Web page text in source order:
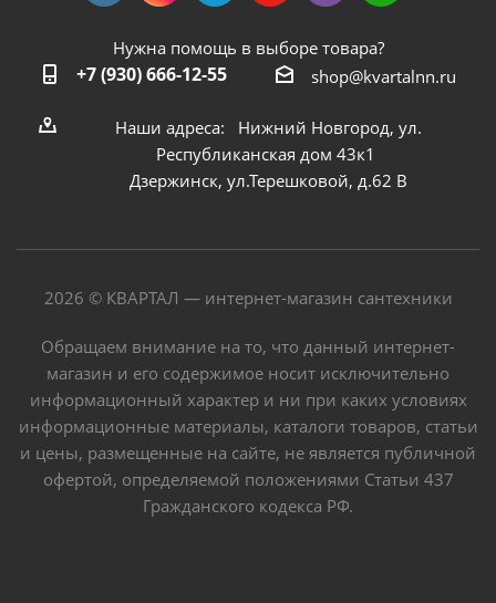
Нужна помощь в выборе товара?
+7 (930) 666-12-55 shop@kvartalnn.ru
Наши адреса: Нижний Новгород, ул.
Республиканская дом 43к1
Дзержинск, ул.Терешковой, д.62 В
2026 © КВАРТАЛ — интернет-магазин сантехники
Обращаем внимание на то, что данный интернет-
магазин и его содержимое носит исключительно
информационный характер и ни при каких условиях
информационные материалы, каталоги товаров, статьи
и цены, размещенные на сайте, не является публичной
офертой, определяемой положениями Статьи 437
Гражданского кодекса РФ.